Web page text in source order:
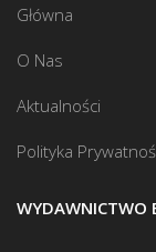
Główna
O Nas
Aktualności
Polityka
WYDAWNICTWO